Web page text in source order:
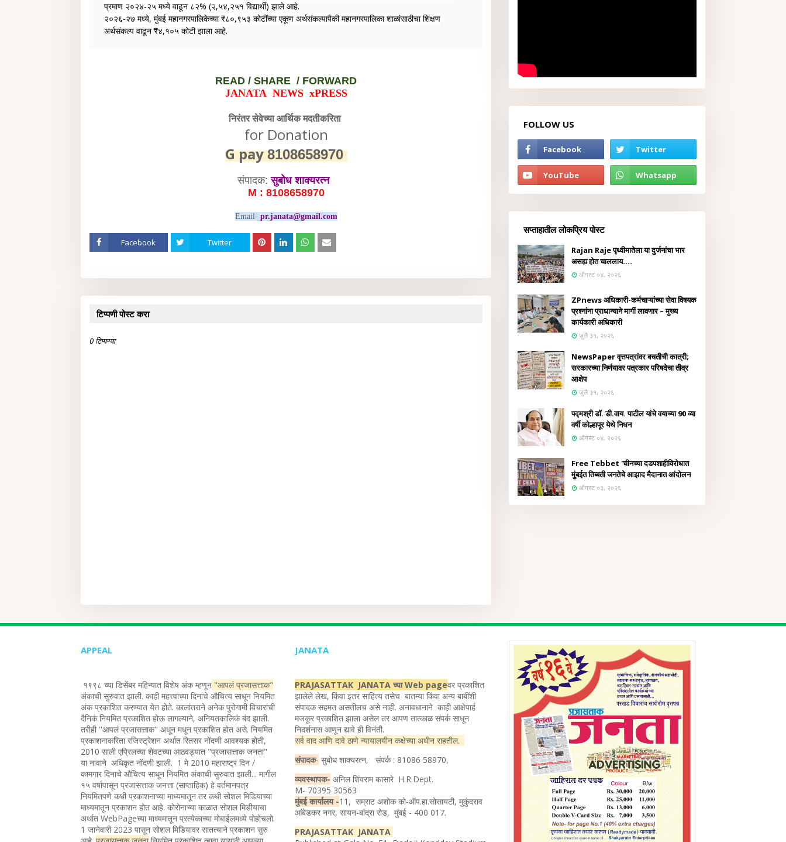
प्रमाण २०२४-२५ मध्ये वाढून ८२% (२,५४,२५१ विद्यार्थी) झाले आहे.
२०२६-२७ मध्ये, मुंबई महानगरपालिकेच्या ₹८०,९५३ कोटींच्या एकूण अर्थसंकल्पापैकी महानगरपालिका शाळांसाठीचा शिक्षण
अर्थसंकल्प वाढून ₹४,१०५ कोटी झाला आहे.
READ / SHARE / FORWARD
JANATA NEWS xPRESS
निरंतर सेवेच्या आर्थिक मदतीकरिता
for Donation
G pay8108658970
संपादक:सुबोध शाक्यरत्न
M : 8108658970
Email- pr.janata@gmail.com
Facebook Twitter
टिप्पणी पोस्ट करा
0 टिप्पण्या
FOLLOW US
सप्ताहातील लोकप्रिय पोस्ट
Rajan Raje पृथ्वीमातेला या दुर्जनांचा भार
असह्य होत चाललाय....
ऑगस्ट ०४, २०२६
ZPnews अधिकारी-कर्मचाऱ्यांच्या सेवा विषयक
प्रश्नांना प्राधान्याने मार्गी लावणार – मुख्य
कार्यकारी अधिकारी
जुलै ३१, २०२६
NewsPaper वृत्तपत्रांवर बचतीची कात्री;
सरकारच्या निर्णयावर पत्रकार परिषदेचा तीव्र
आक्षेप
जुलै ३१, २०२६
पद्मश्री डॉ. डी.वाय. पाटील यांचे वयाच्या 90 व्या
वर्षी कोल्हापूर येथे निधन
ऑगस्ट ०४, २०२६
Free Tebbet 'चीनच्या दडपशाहीविरोधात
मुंबईत तिब्बती जनतेचे आझाद मैदानात आंदोलन
ऑगस्ट ०३, २०२६
APPEAL
१९९८ च्या डिसेंबर महिन्यात विशेष अंक म्हणून "आपलं प्रजासत्ताक"
अंकाची सुरुवात झाली. काही महत्त्वाच्या दिनांचे औचित्य साधून नियमित
अंक प्रकाशित करण्यात येत होते. कालांतराने अनेक पुरोगामी विचारांची
दैनिकं नियमित प्रकाशित होऊ लागल्याने, अनियतकालिकं बंद झाली.
तरीही "आपलं प्रजासत्ताक" अधून मधून प्रकाशित होत असे. नियमित
प्रकाशनाकरिता रजिस्ट्रेशन अर्थात रितसर नोंदणी आवश्यक होती,
2010 साली एप्रिलच्या शेवटच्या आठवड्यात "प्रजासत्ताक जनता"
या नावाने अधिकृत नोंदणी झाली. 1 मे 2010 महाराष्ट्र दिन /
कामगार दिनाचे औचित्य साधून नियमित अंकाची सुरुवात झाली... मागील
१५ वर्षापासून प्रजासत्ताक जनत्ता (साप्ताहिक) हे वर्तमानपत्र
नियमितपणे कधी प्रकाशनाच्या माध्यमातून तर कधी सोशल मिडियाच्या
माध्यमातून प्रकाशन होत आहे. कोरोनाच्या काळात सोशल मिडीयाचा
अर्थात WebPageच्या माध्यमातून प्रत्येकाच्या मोबाईलमध्ये पोहोचलो.
1 जानेवारी 2023 पासून सोशल मिडियावर सातत्याने प्रकाशन सुरु
JANATA
PRAJASATTAK JANATA च्या Web pageवर प्रकाशित
झालेले लेख, किंवा इतर साहित्य तसेच बातम्या किंवा अन्य बाबींशी
संपादक सहमत असतीलच असे नाही. अनावधानाने काही आक्षेपार्ह
मजकूर प्रकाशित झाला असेल तर आपण तात्काळ संपर्क साधून
निदर्शनास आणून द्यावे ही विनंती.
सर्व वाद आणि दावे ठाणे न्यायालयीन कक्षेच्या अधीन राहतील.
संपादक- सुबोध शाक्यरत्न, संपर्क : 81086 58970,
व्यवस्थापक- अनिल शिंवराम कासारे H.R.Dept.
M- 70395 30563
मुंबई कार्यालय -11, सम्राट अशोक को-ऑप.हा.सोसायटी, मुकुंदराव
आंबेडकर नगर, सायन-बांद्रा रोड, मुंबई - 400 017.
PRAJASATTAK JANATA